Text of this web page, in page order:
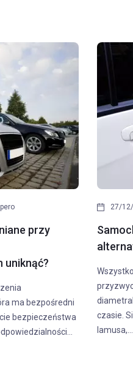
12/2022 Zuzanna Jóźwiak
rejestracyjna - czy
rejestracyjna to element na
do którego
20 lat od kiedy zaczęły być
od września tego roku wiele